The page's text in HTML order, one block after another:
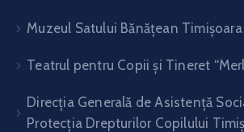
Muzeul Satului Bănăţean Timişoara
Teatrul pentru Copii şi Tineret
Direcția Generală de Asistență
Protecția Drepturilor Copilului Timiș